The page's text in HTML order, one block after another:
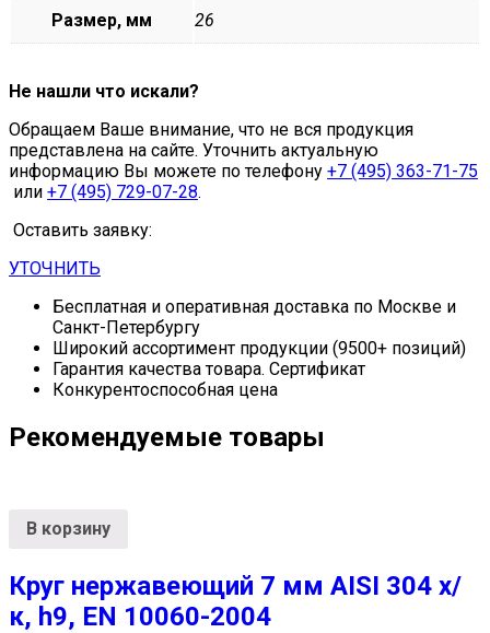
Размер, мм 26
Не нашли что искали?
Обращаем Ваше внимание, что не вся продукция
представлена на сайте. Уточнить актуальную
информацию Вы можете по телефону +7 (495) 363-71-75
или +7 (495) 729-07-28.
Оставить заявку:
УТОЧНИТЬ
Бесплатная и оперативная доставка по Москве и
Санкт-Петербургу
Широкий ассортимент продукции (9500+ позиций)
Гарантия качества товара. Сертификат
Конкурентоспособная цена
Рекомендуемые товары
В корзину
Круг нержавеющий 7 мм AISI 304 х/
к, h9, EN 10060-2004